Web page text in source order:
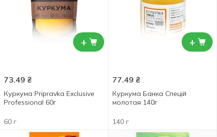
+
73.49 ₴
Куркума Pripravka Exclusive
Professional 60г
60 г
+
77.49 ₴
Куркума Банка Cпецій
молотая 140г
140 г